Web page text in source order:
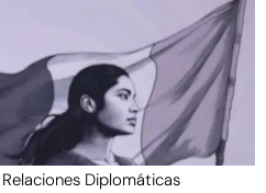
Diplomáticas